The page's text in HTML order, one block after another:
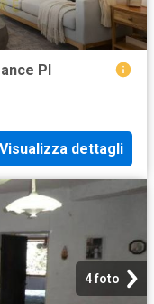
PI
Visualizza dettagli
4 foto